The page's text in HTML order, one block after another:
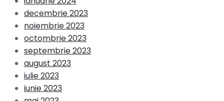
decembrie 2023
noiembrie 2023
octombrie 2023
septembrie 2023
august 2023
iulie 2023
iunie 2023